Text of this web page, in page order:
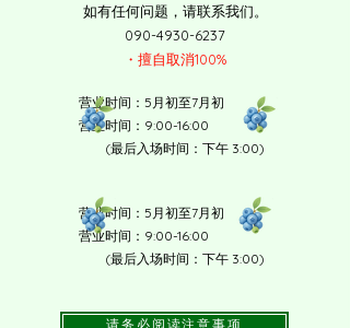
如有任何问题，请联系我们。
090-4930-6237
・擅自取消100%
营业时间：5月初至7月初
​营业时间：9:00-16:00
(最后入场时间：下午 3:00)
营业时间：5月初至7月初
​营业时间：9:00-16:00
(最后入场时间：下午 3:00)
请务必阅读注意事项